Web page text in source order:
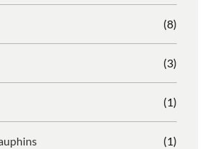
(8)
(3)
(1)
(1)